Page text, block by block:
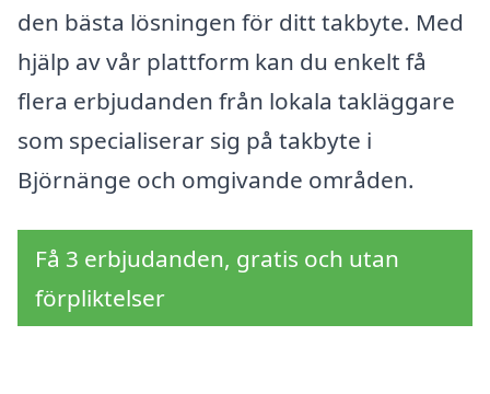
den bästa lösningen för ditt takbyte. Med
hjälp av vår plattform kan du enkelt få
flera erbjudanden från lokala takläggare
som specialiserar sig på takbyte i
Björnänge och omgivande områden.
Få 3 erbjudanden, gratis och utan
förpliktelser